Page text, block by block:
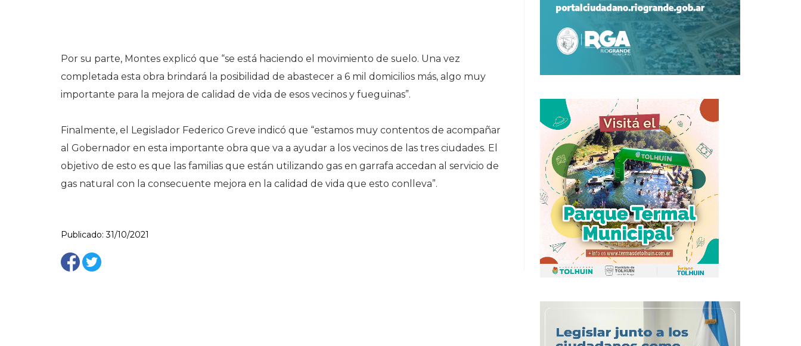
Por su parte, Montes explicó que “se está haciendo el movimiento de suelo. Una vez
completada esta obra brindará la posibilidad de abastecer a 6 mil domicilios más, algo muy
importante para la mejora de calidad de vida de esos vecinos y fueguinas”.
Finalmente, el Legislador Federico Greve indicó que “estamos muy contentos de acompañar
al Gobernador en esta importante obra que va a ayudar a los vecinos de las tres ciudades. El
objetivo de esto es que las familias que están utilizando gas en garrafa accedan al servicio de
gas natural con la consecuente mejora en la calidad de vida que esto conlleva”.
Publicado: 31/10/2021